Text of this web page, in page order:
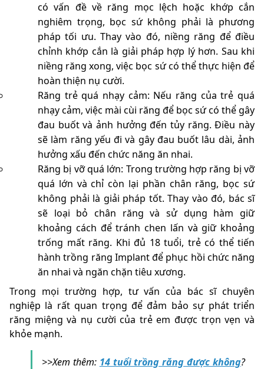
có vấn đề về răng mọc lệch hoặc khớp cắn
nghiêm trọng, bọc sứ không phải là phương
pháp tối ưu. Thay vào đó, niềng răng để điều
chỉnh khớp cắn là giải pháp hợp lý hơn. Sau khi
niềng răng xong, việc bọc sứ có thể thực hiện để
hoàn thiện nụ cười.
Răng trẻ quá nhạy cảm: Nếu răng của trẻ quá
nhạy cảm, việc mài cùi răng để bọc sứ có thể gây
đau buốt và ảnh hưởng đến tủy răng. Điều này
sẽ làm răng yếu đi và gây đau buốt lâu dài, ảnh
hưởng xấu đến chức năng ăn nhai.
Răng bị vỡ quá lớn: Trong trường hợp răng bị vỡ
quá lớn và chỉ còn lại phần chân răng, bọc sứ
không phải là giải pháp tốt. Thay vào đó, bác sĩ
sẽ loại bỏ chân răng và sử dụng hàm giữ
khoảng cách để tránh chen lấn và giữ khoảng
trống mất răng. Khi đủ 18 tuổi, trẻ có thể tiến
hành trồng răng Implant để phục hồi chức năng
ăn nhai và ngăn chặn tiêu xương.
Trong mọi trường hợp, tư vấn của bác sĩ chuyên
nghiệp là rất quan trọng để đảm bảo sự phát triển
răng miệng và nụ cười của trẻ em được trọn vẹn và
khỏe mạnh.
>>Xem thêm: 14 tuổi trồng răng được không?